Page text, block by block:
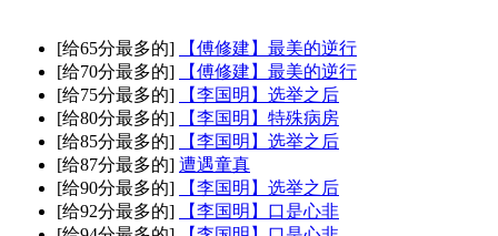
[给65分最多的]
【傅修建】最美的逆行
[给70分最多的]
【傅修建】最美的逆行
[给75分最多的]
【李国明】选举之后
[给80分最多的]
【李国明】特殊病房
[给85分最多的]
【李国明】选举之后
[给87分最多的] 遭遇童真
[给90分最多的]
【李国明】选举之后
[给92分最多的]
【李国明】口是心非